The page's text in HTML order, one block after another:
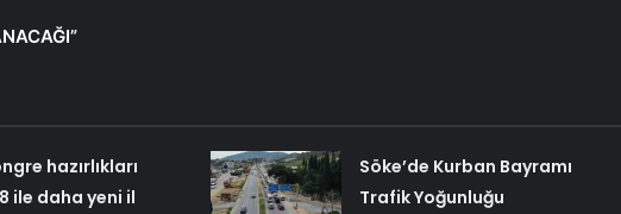
hazırlıkları
ile daha yeni il
Söke’de Kurban Bayramı
Trafik Yoğunluğu